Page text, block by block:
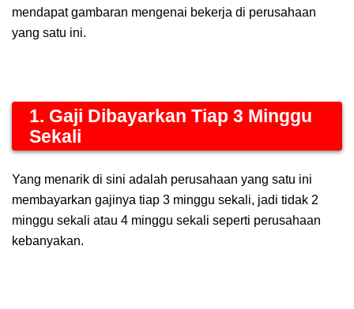
mendapat gambaran mengenai bekerja di perusahaan
yang satu ini.
1. Gaji Dibayarkan Tiap 3 Minggu
Sekali
Yang menarik di sini adalah perusahaan yang satu ini
membayarkan gajinya tiap 3 minggu sekali, jadi tidak 2
minggu sekali atau 4 minggu sekali seperti perusahaan
kebanyakan.